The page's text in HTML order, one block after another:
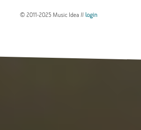
© 2011-2025 Music Idea //login